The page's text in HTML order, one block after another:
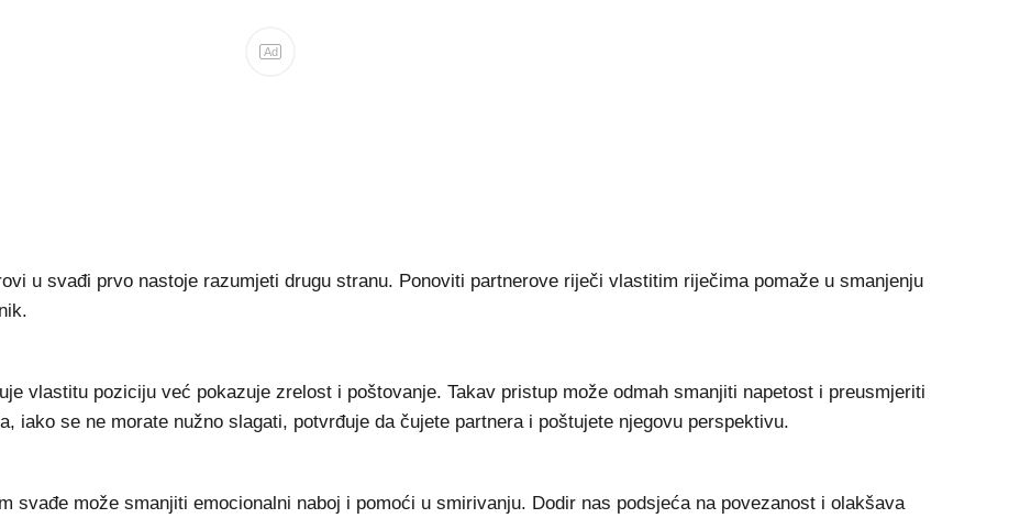
Ad
u svađi prvo nastoje razumjeti drugu stranu. Ponoviti partnerove riječi vlastitim riječima pomaže u smanjenju
vlastitu poziciju već pokazuje zrelost i poštovanje. Takav pristup može odmah smanjiti napetost i preusmjeriti
iako se ne morate nužno slagati, potvrđuje da čujete partnera i poštujete njegovu perspektivu.
svađe može smanjiti emocionalni naboj i pomoći u smirivanju. Dodir nas podsjeća na povezanost i olakšava